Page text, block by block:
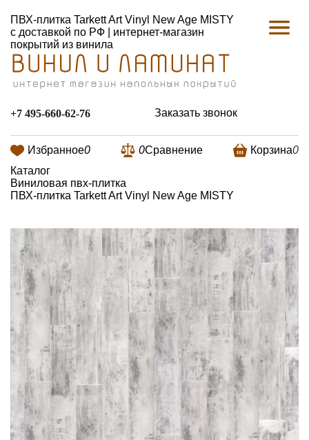
ПВХ-плитка Tarkett Art Vinyl New Age MISTY
с доставкой по РФ | интернет-магазин
покрытий из винила
+7 495-660-62-76 Заказать звонок
Избранное0 0Сравнение Корзина0
Каталог
Виниловая пвх-плитка
ПВХ-плитка Tarkett Art Vinyl New Age MISTY